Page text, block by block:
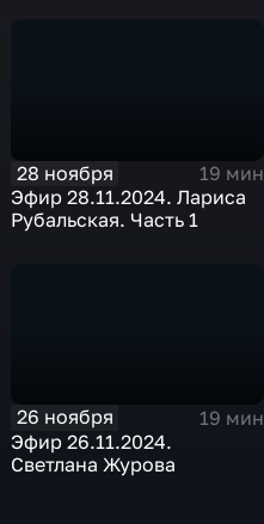
28 ноября
19 мин
Эфир 28.11.2024. Лариса
Рубальская. Часть 1
26 ноября
19 мин
Эфир 26.11.2024.
Светлана Журова